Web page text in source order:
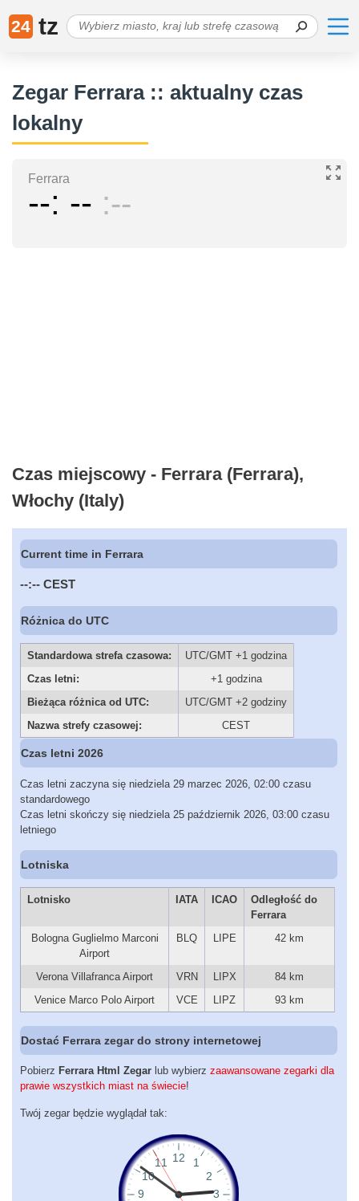
24 tz
Zegar Ferrara :: aktualny czas
lokalny
Ferrara
-- -- --
Czas miejscowy - Ferrara (Ferrara),
Włochy (Italy)
Current time in Ferrara
--:-- CEST
Różnica do UTC
Standardowa strefa czasowa:
UTC/GMT +1 godzina
Czas letni:
+1 godzina
Bieżąca różnica od UTC:
UTC/GMT +2 godziny
Nazwa strefy czasowej:
CEST
Czas letni 2026
Czas letni zaczyna się niedziela 29 marzec 2026, 02:00 czasu
standardowego
Czas letni skończy się niedziela 25 październik 2026, 03:00 czasu
letniego
Lotniska
Lotnisko IATA ICAO
Odległość do
Ferrara
Bologna Guglielmo Marconi
Airport
BLQ LIPE 42 km
Verona Villafranca Airport VRN LIPX
84 km
Venice Marco Polo Airport
VCE LIPZ 93 km
Dostać Ferrara zegar do strony internetowej
Pobierz Ferrara Html Zegar lub wybierz zaawansowane zegarki dla
prawie wszystkich miast na świecie!
Twój zegar będzie wyglądał tak: